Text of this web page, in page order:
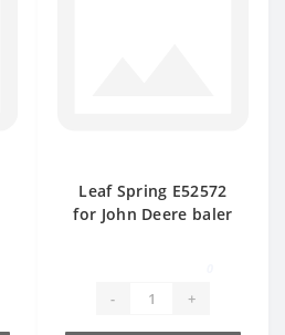
Leaf Spring E52572
for John Deere baler
- +